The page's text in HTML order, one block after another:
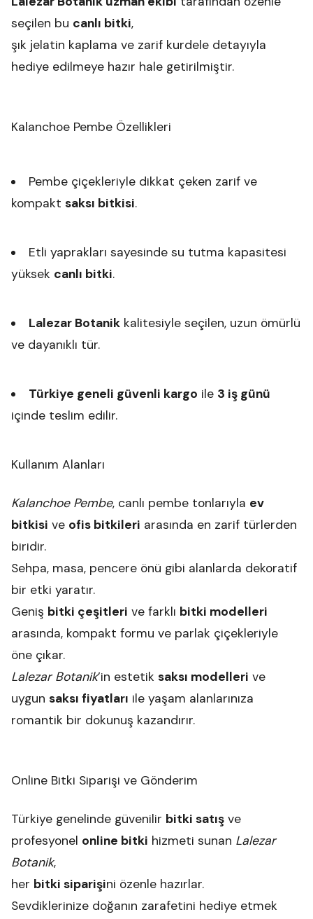
seçilen bu canlı bitki,
şık jelatin kaplama ve zarif kurdele detayıyla
hediye edilmeye hazır hale getirilmiştir.
Kalanchoe Pembe Özellikleri
Pembe çiçekleriyle dikkat çeken zarif ve
kompakt saksı bitkisi.
Etli yaprakları sayesinde su tutma kapasitesi
yüksek canlı bitki.
Lalezar Botanikkalitesiyle seçilen, uzun ömürlü
ve dayanıklı tür.
Türkiye geneli güvenli kargo ile 3 iş günü
içinde teslim edilir.
Kullanım Alanları
Kalanchoe Pembe, canlı pembe tonlarıyla ev
bitkisi ve ofis bitkileri arasında en zarif türlerden
biridir.
Sehpa, masa, pencere önü gibi alanlarda dekoratif
bir etki yaratır.
Geniş bitki çeşitleri ve farklı bitki modelleri
arasında, kompakt formu ve parlak çiçekleriyle
öne çıkar.
Lalezar Botanik’in estetik saksı modelleri ve
uygun saksı fiyatları ile yaşam alanlarınıza
romantik bir dokunuş kazandırır.
Online Bitki Siparişi ve Gönderim
Türkiye genelinde güvenilir bitki satış ve
profesyonel online bitki hizmeti sunan Lalezar
Botanik,
her bitki siparişini özenle hazırlar.
Sevdiklerinize doğanın zarafetini hediye etmek